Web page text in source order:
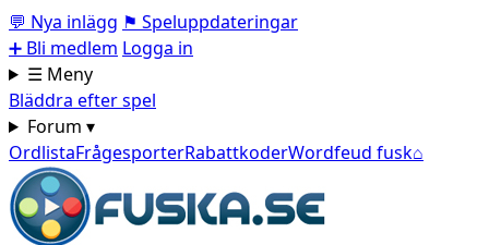
💬 Nya inlägg ⚑ Speluppdateringar
➕ Bli medlem Logga in
☰ Meny
Bläddra efter spel
Forum ▾
OrdlistaFrågesporterRabattkoderWordfeud fusk⌂